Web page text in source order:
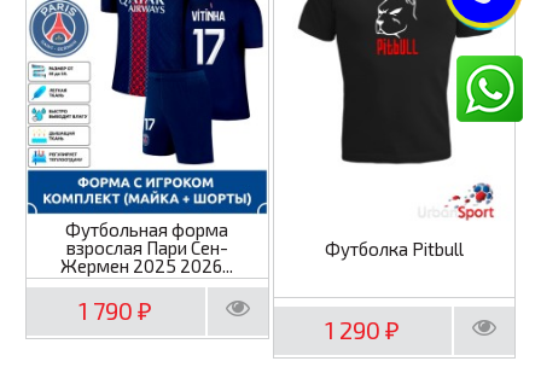
Футбольная форма
взрослая Пари Сен-
Жермен 2025 2026...
1 790₽
Футболка Pitbull
1 290₽